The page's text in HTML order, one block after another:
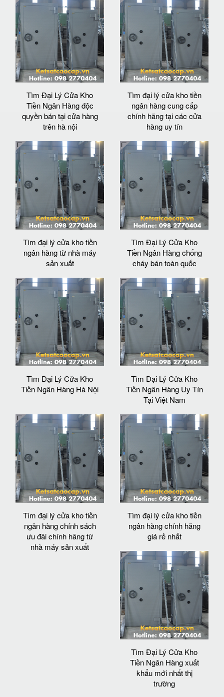
Tìm Đại Lý Cửa Kho
Tiền Ngân Hàng độc
quyền bán tại cửa hàng
trên hà nội
Tìm đại lý cửa kho tiền
ngân hàng cung cấp
chính hãng tại các cửa
hàng uy tín
Tìm đại lý cửa kho tiền
ngân hàng từ nhà máy
sản xuất
Tìm Đại Lý Cửa Kho
Tiền Ngân Hàng chống
cháy bán toàn quốc
Tìm Đại Lý Cửa Kho
Tiền Ngân Hàng Hà Nội
Tìm Đại Lý Cửa Kho
Tiền Ngân Hàng Uy Tín
Tại Việt Nam
Tìm đại lý cửa kho tiền
ngân hàng chính sách
ưu đãi chính hãng từ
nhà máy sản xuất
Tìm đại lý cửa kho tiền
ngân hàng chính hãng
giá rẻ nhất
Tìm Đại Lý Cửa Kho
Tiền Ngân Hàng xuất
khẩu mới nhất thị
trường